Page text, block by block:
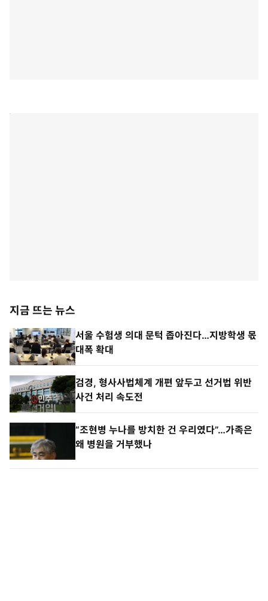
지금 뜨는 뉴스
서울 수험생 의대 문턱 좁아진다…지방학생 몫
대폭 확대
검경, 형사사법체계 개편 앞두고 선거법 위반
사건 처리 속도전
“조현병 누나를 방치한 건 우리였다”…가족은
왜 병원을 거부했나